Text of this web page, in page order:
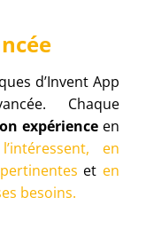
d’Invent App
Chaque
expérience en
en
et en
besoins.